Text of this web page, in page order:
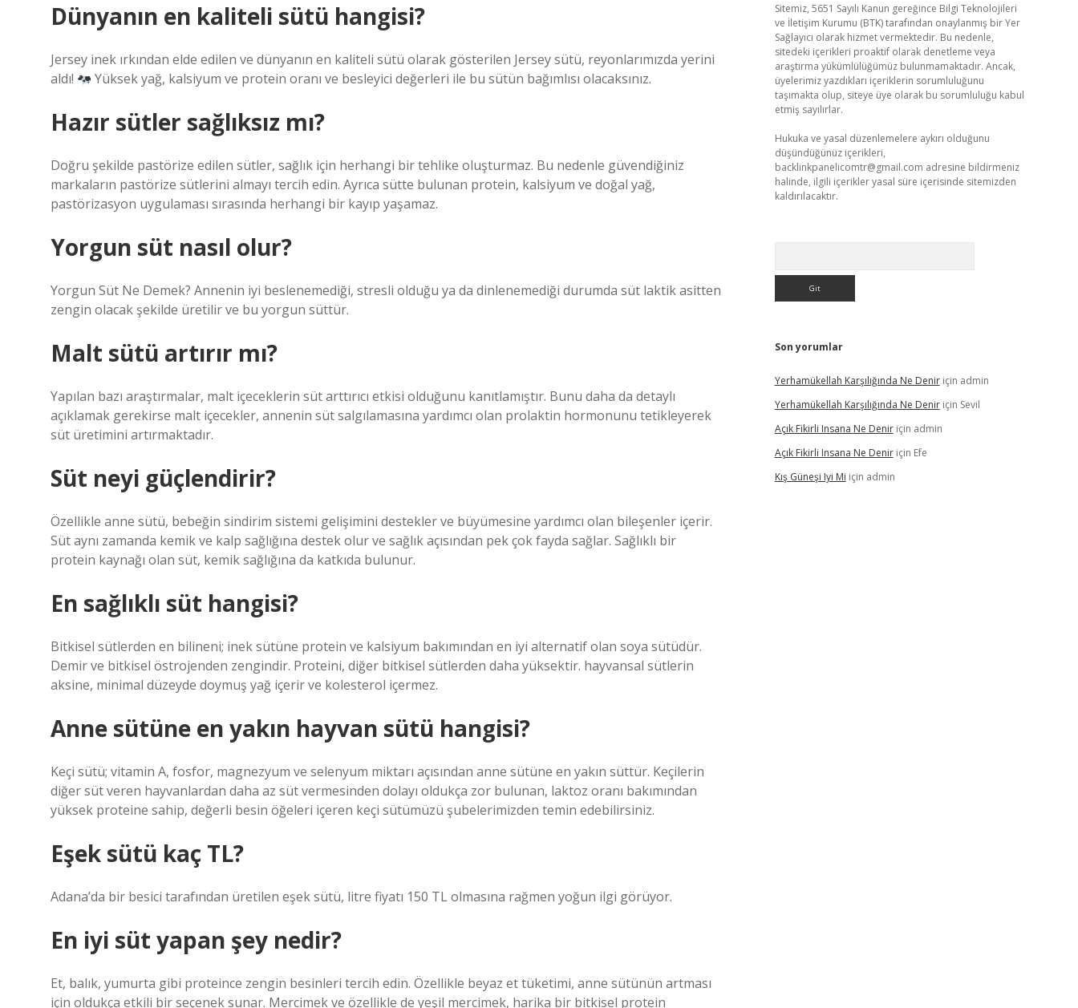
Dünyanın en kaliteli sütü hangisi?
Jersey inek ırkından elde edilen ve dünyanın en kaliteli sütü olarak gösterilen Jersey sütü, reyonlarımızda yerini
aldı!
Yüksek yağ, kalsiyum ve protein oranı ve besleyici değerleri ile bu sütün bağımlısı olacaksınız.
Hazır sütler sağlıksız mı?
Doğru şekilde pastörize edilen sütler, sağlık için herhangi bir tehlike oluşturmaz. Bu nedenle güvendiğiniz
markaların pastörize sütlerini almayı tercih edin. Ayrıca sütte bulunan protein, kalsiyum ve doğal yağ,
pastörizasyon uygulaması sırasında herhangi bir kayıp yaşamaz.
Yorgun süt nasıl olur?
Yorgun Süt Ne Demek? Annenin iyi beslenemediği, stresli olduğu ya da dinlenemediği durumda süt laktik asitten
zengin olacak şekilde üretilir ve bu yorgun süttür.
Malt sütü artırır mı?
Yapılan bazı araştırmalar, malt içeceklerin süt arttırıcı etkisi olduğunu kanıtlamıştır. Bunu daha da detaylı
açıklamak gerekirse malt içecekler, annenin süt salgılamasına yardımcı olan prolaktin hormonunu tetikleyerek
süt üretimini artırmaktadır.
Süt neyi güçlendirir?
Özellikle anne sütü, bebeğin sindirim sistemi gelişimini destekler ve büyümesine yardımcı olan bileşenler içerir.
Süt aynı zamanda kemik ve kalp sağlığına destek olur ve sağlık açısından pek çok fayda sağlar. Sağlıklı bir
protein kaynağı olan süt, kemik sağlığına da katkıda bulunur.
En sağlıklı süt hangisi?
Bitkisel sütlerden en bilineni; inek sütüne protein ve kalsiyum bakımından en iyi alternatif olan soya sütüdür.
Demir ve bitkisel östrojenden zengindir. Proteini, diğer bitkisel sütlerden daha yüksektir. hayvansal sütlerin
aksine, minimal düzeyde doymuş yağ içerir ve kolesterol içermez.
Anne sütüne en yakın hayvan sütü hangisi?
Keçi sütü; vitamin A, fosfor, magnezyum ve selenyum miktarı açısından anne sütüne en yakın süttür. Keçilerin
diğer süt veren hayvanlardan daha az süt vermesinden dolayı oldukça zor bulunan, laktoz oranı bakımından
yüksek proteine sahip, değerli besin öğeleri içeren keçi sütümüzü şubelerimizden temin edebilirsiniz.
Eşek sütü kaç TL?
Adana’da bir besici tarafından üretilen eşek sütü, litre fiyatı 150 TL olmasına rağmen yoğun ilgi görüyor.
En iyi süt yapan şey nedir?
Et, balık, yumurta gibi proteince zengin besinleri tercih edin. Özellikle beyaz et tüketimi, anne sütünün artması
için oldukça etkili bir seçenek sunar. Mercimek ve özellikle de yeşil mercimek, harika bir bitkisel protein
Sitemiz, 5651 Sayılı Kanun gereğince Bilgi Teknolojileri
ve İletişim Kurumu (BTK) tarafından onaylanmış bir Yer
Sağlayıcı olarak hizmet vermektedir. Bu nedenle,
sitedeki içerikleri proaktif olarak denetleme veya
araştırma yükümlülüğümüz bulunmamaktadır. Ancak,
üyelerimiz yazdıkları içeriklerin sorumluluğunu
taşımakta olup, siteye üye olarak bu sorumluluğu kabul
etmiş sayılırlar.
Hukuka ve yasal düzenlemelere aykırı olduğunu
düşündüğünüz içerikleri,
backlinkpanelicomtr@gmail.com adresine bildirmeniz
halinde, ilgili içerikler yasal süre içerisinde sitemizden
kaldırılacaktır.
Son yorumlar
Yerhamükellah Karşılığında Ne Deniriçin admin
Yerhamükellah Karşılığında Ne Deniriçin Sevil
Açık Fikirli Insana Ne Deniriçin admin
Açık Fikirli Insana Ne Deniriçin Efe
Kış Güneşi Iyi Mi için admin